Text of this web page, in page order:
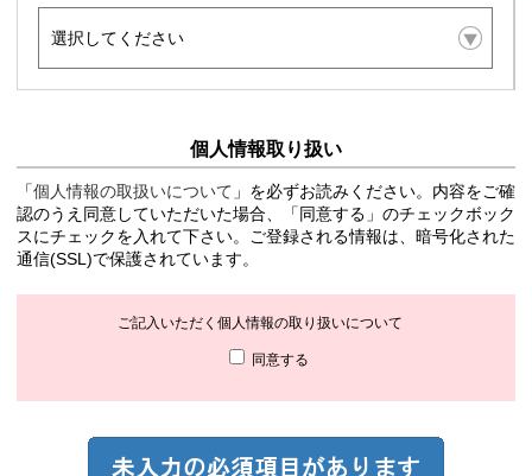
個人情報取り扱い
「個人情報の取扱いについて 」を必ずお読みください。内容をご確
認のうえ同意していただいた場合、「同意する」のチェックボック
スにチェックを入れて下さい。ご登録される情報は、暗号化された
通信(SSL)で保護されています。
ご記入いただく個人情報の取り扱いについて
同意する